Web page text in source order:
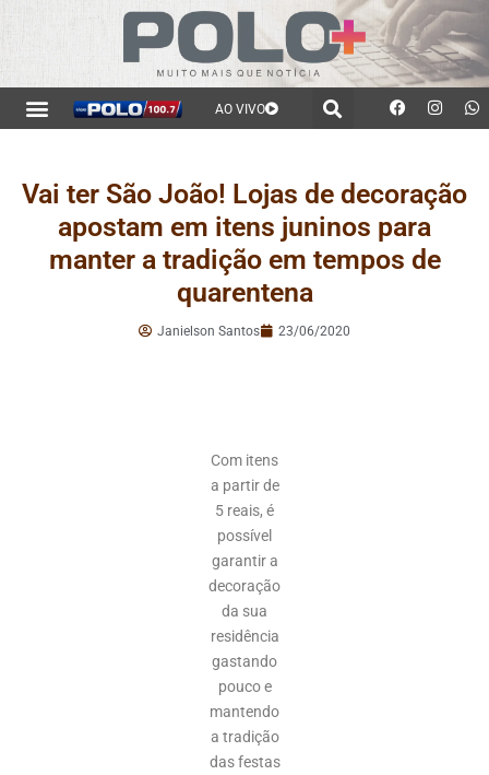
AO VIVO
Vai ter São João! Lojas de decoração
apostam em itens juninos para
manter a tradição em tempos de
quarentena
Janielson Santos 23/06/2020
Com itens
a partir de
5 reais, é
possível
garantir a
decoração
da sua
residência
gastando
pouco e
mantendo
a tradição
das festas